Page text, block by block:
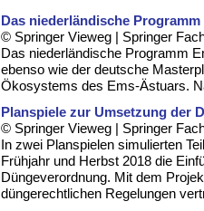
Das niederländische
© Springer Vieweg | Springer
Das niederländische Programm
ebenso wie der deutsche
Ökosystems des Ems-Ästuars.
Planspiele zur Umsetzung der
© Springer Vieweg | Springer
In zwei Planspielen simulierten
Frühjahr und Herbst 2018 die
Düngeverordnung. Mit dem
düngerechtlichen Regelungen